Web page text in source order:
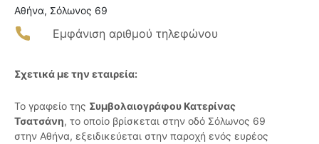
Αθήνα, Σόλωνος 69
Εμφάνιση αριθμού τηλεφώνου
Σχετικά με την εταιρεία:
Το γραφείο της Συμβολαιογράφου Κατερίνας
Τσατσάνη, το οποίο βρίσκεται στην οδό Σόλωνος 69
στην Αθήνα, εξειδικεύεται στην παροχή ενός ευρέος